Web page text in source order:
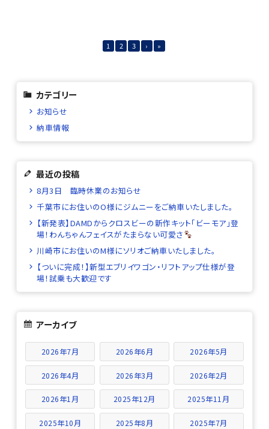
1 2 3 › »
カテゴリー
お知らせ
納車情報
最近の投稿
8月3日 臨時休業のお知らせ
千葉市にお住いのO様にジムニーをご納車いたしました。
【新発表】DAMDからクロスビーの新作キット「ビーモア」登
場！わんちゃんフェイスがたまらない可愛さ
川崎市にお住いのM様にソリオご納車いたしました。
【ついに完成！】新型エブリイワゴン・リフトアップ仕様が登
場！試乗も大歓迎です
アーカイブ
2026年7月 2026年6月 2026年5月
2026年4月 2026年3月 2026年2月
2026年1月 2025年12月 2025年11月
2025年10月 2025年8月 2025年7月